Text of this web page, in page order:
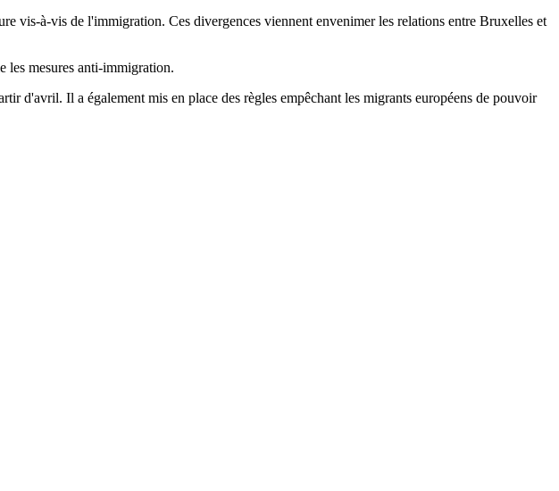
vis-à-vis de l'immigration. Ces divergences viennent envenimer les relations entre Bruxelles et
les mesures anti-immigration.
d'avril. Il a également mis en place des règles empêchant les migrants européens de pouvoir